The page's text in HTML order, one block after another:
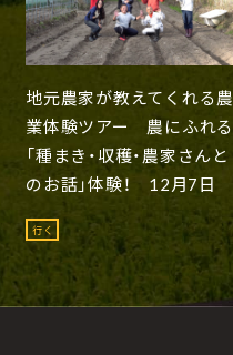
地元農家が教えてくれる農
業体験ツアー 農にふれる
「種まき・収穫・農家さんと
のお話」体験！ 12月7日
行く